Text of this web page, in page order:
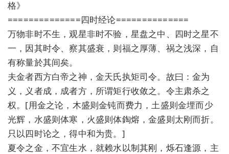
格》
==============四时经论==============
万物非时不生，观星非时不验，星盘之中、四时之星不
一，因其时令、察其盛衰，则福之厚薄、祸之浅深，自
有称量於其间矣。
夫金者西方白帝之神，金天氏执矩司令。故曰：金为
义，义者成，成者方，所谓矩行收敛之。令主肃杀之
权。[用金之论，木盛则金钝而费力，土盛则金埋而少
光辉，水盛则体寒，火盛则体鋾熔，金盛则太刚而折。
只以四时论之，得中和为贵。]
夏令之金，不宜生水，就赖水以制其刚，烁石逢源，主